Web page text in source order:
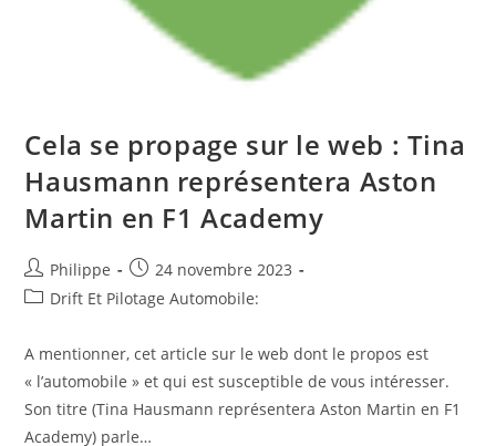
Cela se propage sur le web : Tina
Hausmann représentera Aston
Martin en F1 Academy
Auteur/autrice
de
Philippe
Post
published:
24 novembre 2023
PostDrift Et Pilotage Automobile:
A mentionner, cet article sur le web dont le propos est
« l’automobile » et qui est susceptible de vous intéresser.
Son titre (Tina Hausmann représentera Aston Martin en F1
Academy) parle…